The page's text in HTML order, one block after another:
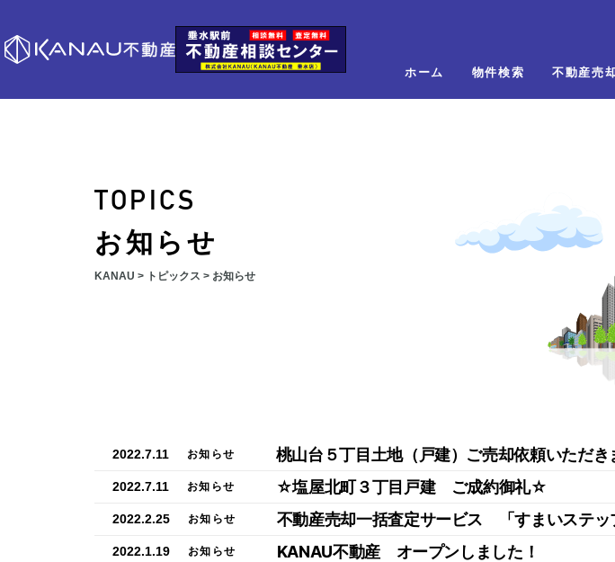
ホーム 物件検索 不動産売
TOPICS
お知らせ
KANAU > トピックス > お知らせ
2022.7.11 お知らせ 桃山台５丁目土地（戸建）ご売却依頼いただき
2022.7.11 お知らせ ☆塩屋北町３丁目戸建 ご成約御礼☆
2022.2.25 お知らせ 不動産売却一括査定サービス 「すまいステッ
2022.1.19 お知らせ KANAU不動産 オープンしました！